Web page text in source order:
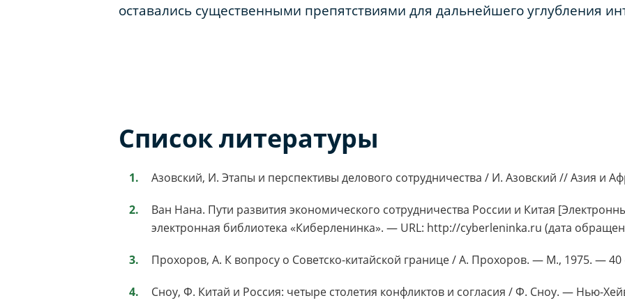
оставались существенными препятствиями для дальнейшего углубления
Список литературы
Азовский, И. Этапы и перспективы делового сотрудничества / И. Азовский // Азия и
Ван Нана. Пути развития экономического сотрудничества России и Китая
электронная библиотека «Киберленинка». — URL: http://cyberleninka.ru (дата
Прохоров, А. К вопросу о Советско-китайской границе / А. Прохоров. — М., 1975. — 40
Сноу, Ф. Китай и Россия: четыре столетия конфликтов и согласия / Ф. Сноу. — Нью-